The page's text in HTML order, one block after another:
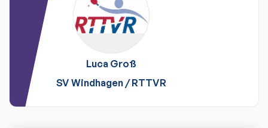
Luca Groß
SV Windhagen /RTTVR